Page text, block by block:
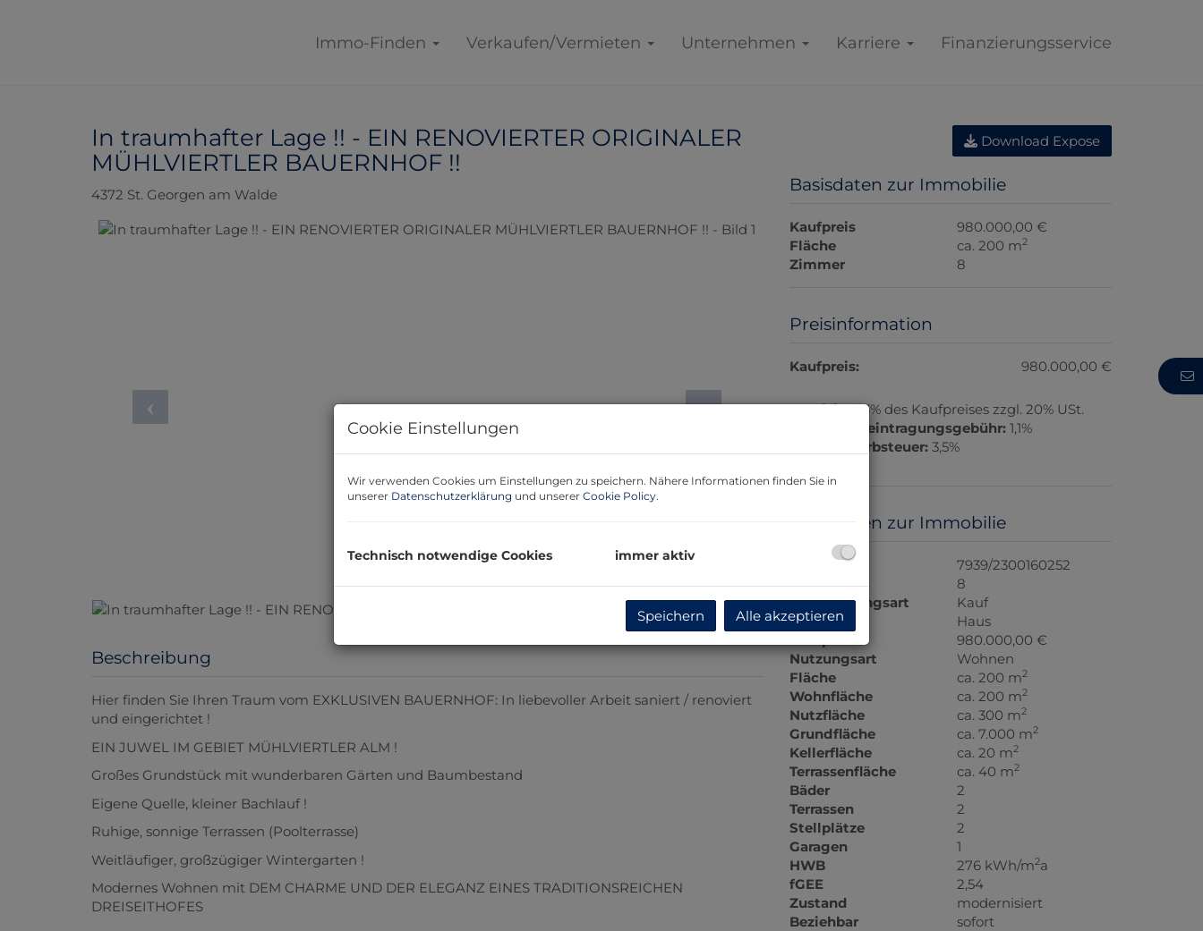
Immo-Finden Verkaufen/Vermieten Unternehmen Karriere Finanzierungsservice
In traumhafter Lage !! - EIN RENOVIERTER ORIGINALER
MÜHLVIERTLER BAUERNHOF !!
4372 St. Georgen am Walde
Beschreibung
Hier finden Sie Ihren Traum vom EXKLUSIVEN BAUERNHOF: In liebevoller Arbeit saniert / renoviert
und eingerichtet !
EIN JUWEL IM GEBIET MÜHLVIERTLER ALM !
Großes Grundstück mit wunderbaren Gärten und Baumbestand
Eigene Quelle, kleiner Bachlauf !
Ruhige, sonnige Terrassen (Poolterrasse)
Weitläufiger, großzügiger Wintergarten !
Modernes Wohnen mit DEM CHARME UND DER ELEGANZ EINES TRADITIONSREICHEN
DREISEITHOFES
Download Expose
Basisdaten zur Immobilie
Kaufpreis
980.000,00 €
Fläche
ca. 200 m2
Zimmer 8
Preisinformation
Kaufpreis: 980.000,00 €
Provision: 3% des Kaufpreises zzgl. 20% USt.
Grundbucheintragungsgebühr: 1,1%
Grunderwerbsteuer: 3,5%
Basisdaten zur Immobilie
Objektnr.
7939/2300160252
Zimmer
8
Vermarktungsart
Kauf
Objektart
Haus
980.000,00 €
Nutzungsart
Wohnen
Fläche
ca. 200 m2
Wohnfläche ca. 200 m2
Nutzfläche ca. 300 m2
Grundfläche ca. 7.000 m2
Kellerfläche ca. 20 m2
Terrassenfläche ca. 40 m2
Bäder
2
Terrassen
2
Stellplätze
2
Garagen
1
HWB
276 kWh/m2a
fGEE
2,54
Zustand
modernisiert
Beziehbar
sofort
Cookie Einstellungen
Wir verwenden Cookies um Einstellungen zu speichern. Nähere Informationen finden Sie in
unserer Datenschutzerklärung und unserer Cookie Policy.
Technisch notwendige Cookies immer aktiv
Speichern Alle akzeptieren